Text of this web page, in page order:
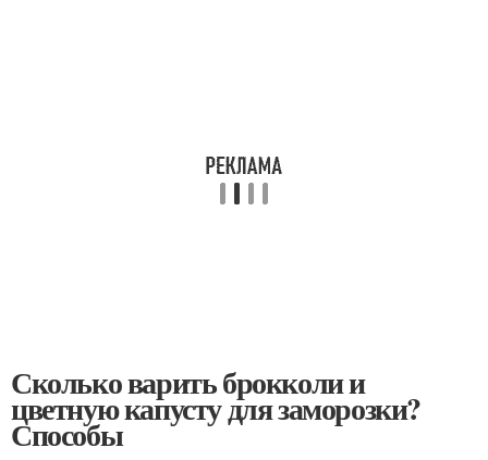
Сколько варить брокколи и
цветную капусту для заморозки?
Способы